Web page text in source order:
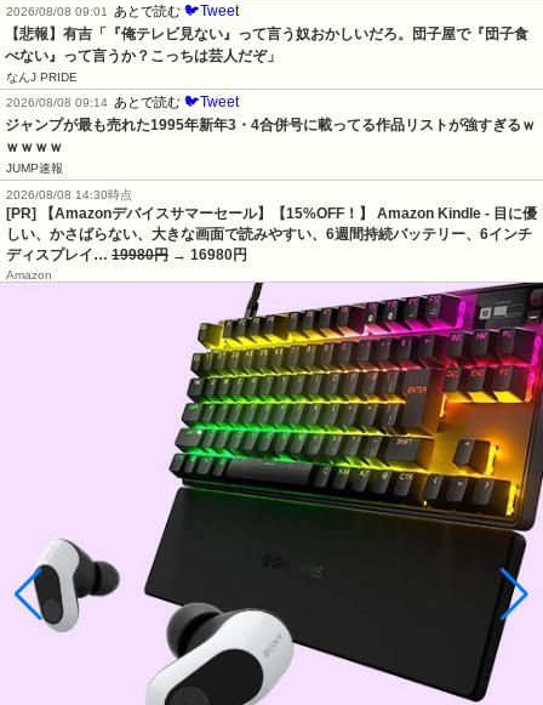
2026/08/08 09:01
あとで読む 🐦Tweet
【悲報】有吉「『俺テレビ見ない』って言う奴おかしいだろ。団子屋で『団子食
べない』って言うか？こっちは芸人だぞ」
なんJ PRIDE
2026/08/08 09:14 あとで読む 🐦Tweet
ジャンプが最も売れた1995年新年3・4合併号に載ってる作品リストが強すぎるｗ
ｗｗｗｗ
JUMP速報
2026/08/08 14:30時点
[PR] 【Amazonデバイスサマーセール】【15%OFF！】 Amazon Kindle - 目に優
しい、かさばらない、大きな画面で読みやすい、6週間持続バッテリー、6インチ
ディスプレイ… 19980円 → 16980円
Amazon